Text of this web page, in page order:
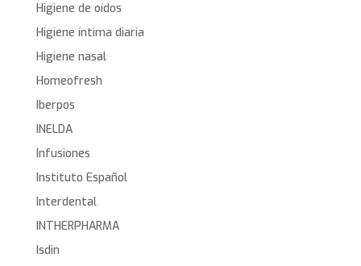
Higiene de oídos
Higiene íntima diaria
Higiene nasal
Homeofresh
Iberpos
INELDA
Infusiones
Instituto Español
Interdental
INTHERPHARMA
Isdin